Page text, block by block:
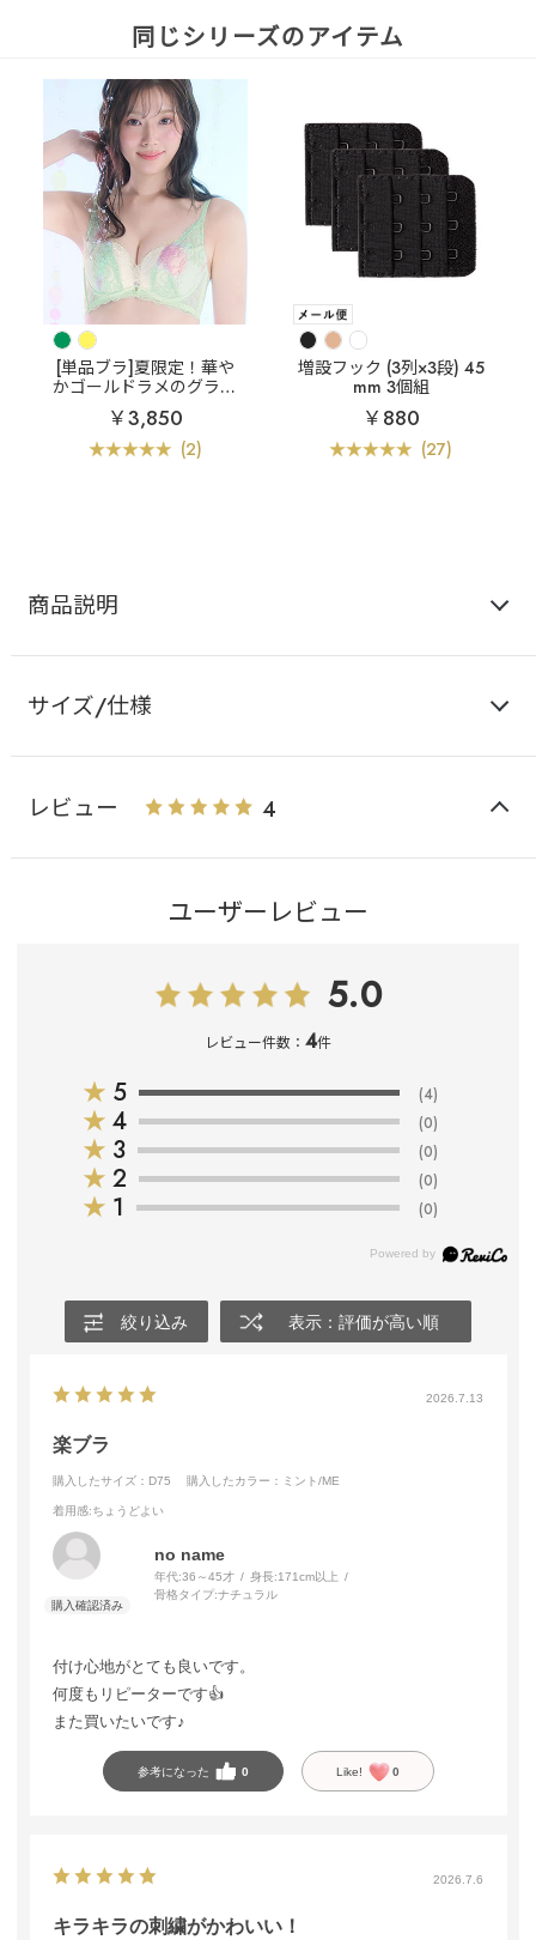
同じシリーズのアイテム
[単品ブラ]夏限定！華や
かゴールドラメのグラデ
マーメイド グラ
デ カシュクールレース脇
高ブラ(R) 単品ブラジャ
ー
￥3,850
(2)
増設フック (3列×3段) 45
mm 3個組
￥880
(27)
商品説明
サイズ/仕様
レビュー 4
ユーザーレビュー
5.0
レビュー件数： 4件
★ 5 (4)
★ 4 (0)
★ 3 (0)
★ 2 (0)
★ 1 (0)
絞り込み 表示：評価が高い順
2026.7.13
楽ブラ
購入したサイズ：D75 購入したカラー：ミント/ME
着用感:ちょうどよい
no name
年代:36～45才 身長:171cm以上
骨格タイプ:ナチュラル
付け心地がとても良いです。
何度もリピーターです👍
また買いたいです♪
参考になった 0 Like! 0
2026.7.6
キラキラの刺繍がかわいい！